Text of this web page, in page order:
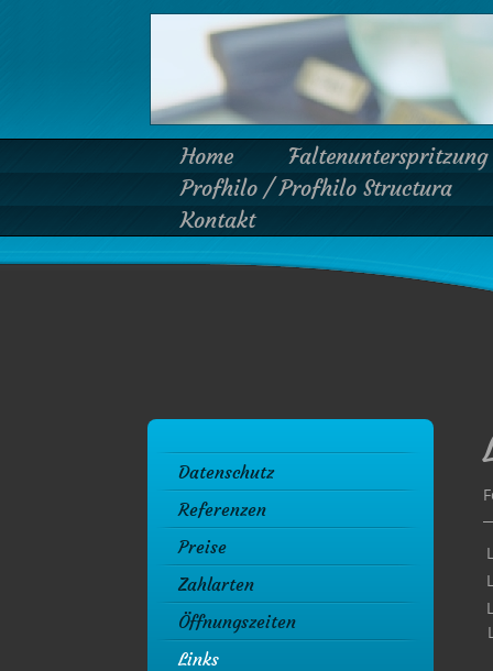
Home
Profhilo / Profhilo Structura
Kontakt
Datenschutz
Referenzen
Preise
Zahlarten
Öffnungszeiten
Links